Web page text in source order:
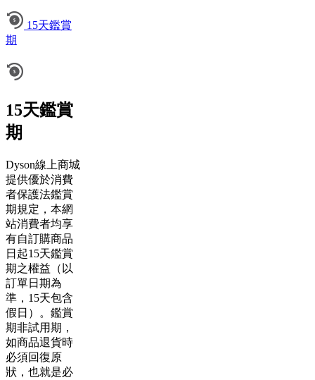
15天鑑賞
期
15天鑑賞
期
Dyson線上商城
提供優於消費
者保護法鑑賞
期規定，本網
站消費者均享
有自訂購商品
日起15天鑑賞
期之權益（以
訂單日期為
準，15天包含
假日）。鑑賞
期非試用期，
如商品退貨時
必須回復原
狀，也就是必